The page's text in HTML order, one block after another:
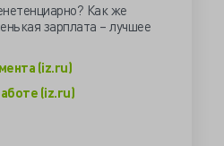
Как же
зарплата – лучшее
(iz.ru)
(iz.ru)